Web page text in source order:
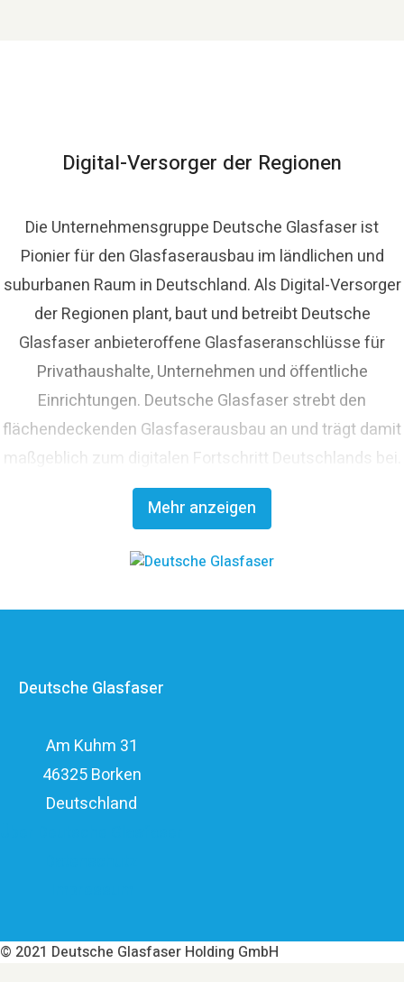
Digital-Versorger der Regionen
Mehr anzeigen
Die Unternehmensgruppe Deutsche Glasfaser ist
Pionier für den Glasfaserausbau im ländlichen und
suburbanen Raum in Deutschland. Als Digital-Versorger
der Regionen plant, baut und betreibt Deutsche
Glasfaser anbieteroffene Glasfaseranschlüsse für
Privathaushalte, Unternehmen und öffentliche
Einrichtungen. Deutsche Glasfaser strebt den
flächendeckenden Glasfaserausbau an und trägt damit
maßgeblich zum digitalen Fortschritt Deutschlands bei.
Mit innovativen Planungs- und Bauverfahren ist
Deutsche Glasfaser Spezialist für einen schnellen und
kosteneffizienten FTTH-Ausbau. Die
Unternehmensgruppe zählt zu den finanzstärksten
Anbietern im deutschen Markt und verfügt mit den
elf Milliarden Euro.
Deutsche Glasfaser
Am Kuhm 31
46325 Borken
Deutschland